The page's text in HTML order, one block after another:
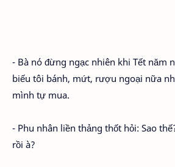
- Bà nó đừng ngạc nhiên khi Tết năm
biếu tôi bánh, mứt, rượu ngoại nữa
mình tự mua.
- Phu nhân liền thảng thốt hỏi: Sao
rồi à?